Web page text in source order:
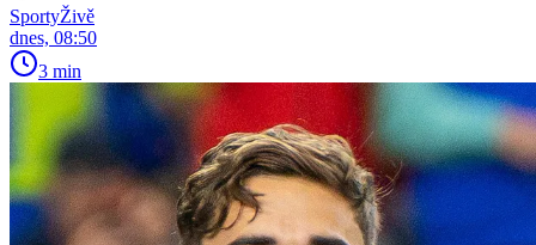
SportyŽivě
dnes, 08:50
3 min